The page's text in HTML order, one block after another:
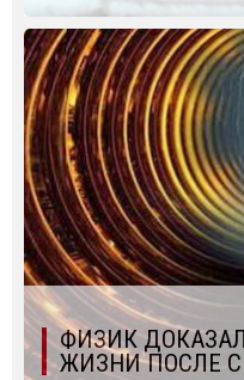
ФИЗИК
ЖИЗНИ ПОСЛЕ